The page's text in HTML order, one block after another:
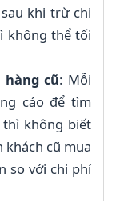
khi trừ chi
không thể tối
cũ: Mỗi
cáo để tìm
không biết
khách cũ mua
so với chi phí